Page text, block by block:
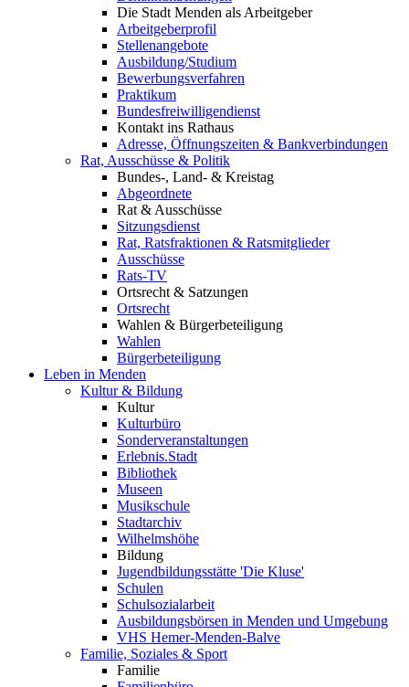
Die Stadt Menden als Arbeitgeber
Arbeitgeberprofil
Stellenangebote
Ausbildung/Studium
Bewerbungsverfahren
Praktikum
Bundesfreiwilligendienst
Kontakt ins Rathaus
Adresse, Öffnungszeiten & Bankverbindungen
Rat, Ausschüsse & Politik
Bundes-, Land- & Kreistag
Abgeordnete
Rat & Ausschüsse
Sitzungsdienst
Rat, Ratsfraktionen & Ratsmitglieder
Ausschüsse
Rats-TV
Ortsrecht & Satzungen
Ortsrecht
Wahlen & Bürgerbeteiligung
Wahlen
Bürgerbeteiligung
Leben in Menden
Kultur & Bildung
Kultur
Kulturbüro
Sonderveranstaltungen
Erlebnis.Stadt
Bibliothek
Museen
Musikschule
Stadtarchiv
Wilhelmshöhe
Bildung
Jugendbildungsstätte 'Die Kluse'
Schulen
Schulsozialarbeit
Ausbildungsbörsen in Menden und Umgebung
VHS Hemer-Menden-Balve
Familie, Soziales & Sport
Familie